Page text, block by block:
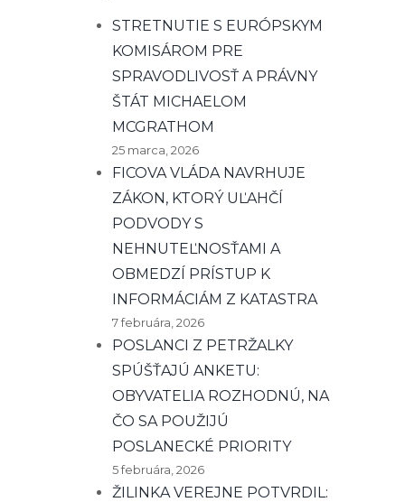
STRETNUTIE S EURÓPSKYM
KOMISÁROM PRE
SPRAVODLIVOSŤ A PRÁVNY
ŠTÁT MICHAELOM
MCGRATHOM
25 marca, 2026
FICOVA VLÁDA NAVRHUJE
ZÁKON, KTORÝ UĽAHČÍ
PODVODY S
NEHNUTEĽNOSŤAMI A
OBMEDZÍ PRÍSTUP K
INFORMÁCIÁM Z KATASTRA
7 februára, 2026
POSLANCI Z PETRŽALKY
SPÚŠŤAJÚ ANKETU:
OBYVATELIA ROZHODNÚ, NA
ČO SA POUŽIJÚ
POSLANECKÉ PRIORITY
5 februára, 2026
ŽILINKA VEREJNE POTVRDIL: